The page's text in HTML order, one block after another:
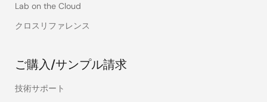
Lab on the Cloud
クロスリファレンス
ご購入/サンプル請求
技術サポート